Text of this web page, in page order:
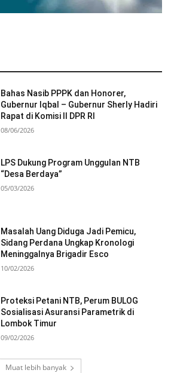
Bahas Nasib PPPK dan Honorer,
Gubernur Iqbal – Gubernur Sherly Hadiri
Rapat di Komisi II DPR RI
08/06/2026
LPS Dukung Program Unggulan NTB
“Desa Berdaya”
05/03/2026
Masalah Uang Diduga Jadi Pemicu,
Sidang Perdana Ungkap Kronologi
Meninggalnya Brigadir Esco
10/02/2026
Proteksi Petani NTB, Perum BULOG
Sosialisasi Asuransi Parametrik di
Lombok Timur
09/02/2026
Muat lebih banyak